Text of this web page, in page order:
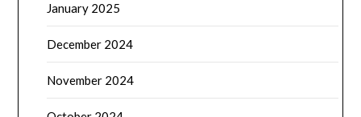
January 2025
December 2024
November 2024